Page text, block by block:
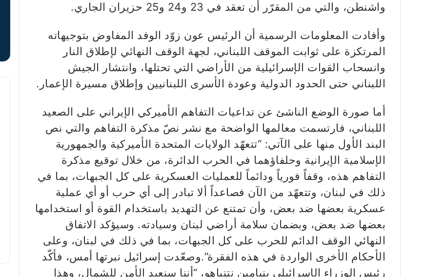
واشنطن، والتي من المقرّر أن تعقد في 23 و24 و25 حزيران الجاري.
وأفادت المعلومات الرسمية أن الرئيس عون زوّد الوفد المفاوض بتوجيهاته
المرتكزة على ثوابت الموقف اللبناني، لجهة الوقف النهائي لإطلاق النار
وانسحاب القوات الإسرائيلية من الأراضي التي تحتلها، وانتشار الجيش
اللبناني حتى الحدود الدولية وعودة الأسرى اللبنانيين وإطلاق مسيرة الإعمار.
أما صورة الوضع الناشئ عن تداعيات التفاهم الأميركي الإيراني على الصعيد
اللبناني، فارتسمت معالمها الواضحة مع نشر نصّ مذكرة التفاهم والتي نص
البند الأول منها على الآتي: “تتعهّد الولايات المتحدة الأميركية والجمهورية
الإسلامية الإيرانية وحلفاؤهما في الحرب الدائرة، من خلال توقيع مذكرة
التفاهم هذه، وقفاً فورياً ودائماً للعمليات العسكرية على كل الجبهات، بما في
ذلك في لبنان، وتتعهّد من الآن فصاعداً ألا تبادر إلى أي حرب أو أي عملية
عسكرية بعضها ضد بعض، وأن تمتنع عن التهديد باستخدام القوة أو استخدامها
بعضها ضد بعض، وبضمان سلامة أراضي لبنان وسيادته. وسيؤكد الاتفاق
النهائي الوقف الدائم للحرب على كل الجبهات، بما في ذلك في لبنان، وعلى
الأحكام الأخرى الواردة في هذه الفقرة”.وصعّدت إسرائيل نبرتها أمس، فأكّد
رئيس الوزراء الإسرائيلي بنيامين نتنياهو، “أننا سنعيد الأمن للشمال، وهذا